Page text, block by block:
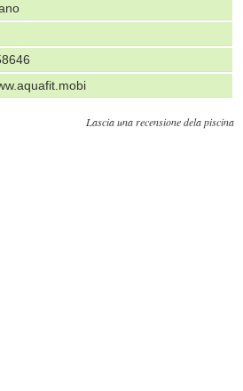
Lascia una recensione dela piscina